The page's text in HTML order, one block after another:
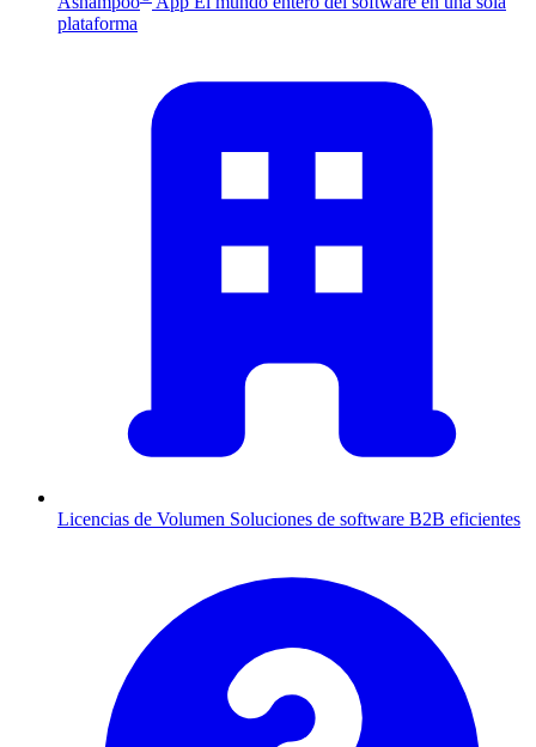
plataforma
Licencias de Volumen Soluciones de software B2B eficientes